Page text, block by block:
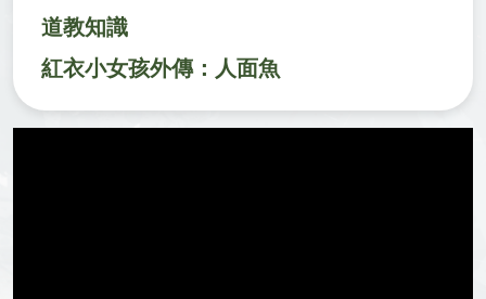
道教知識
紅衣小女孩外傳：人面魚